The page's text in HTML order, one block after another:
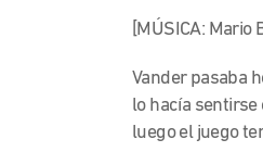
[MÚSICA: Mario
Vander pasaba
lo hacía sentirse
luego el juego